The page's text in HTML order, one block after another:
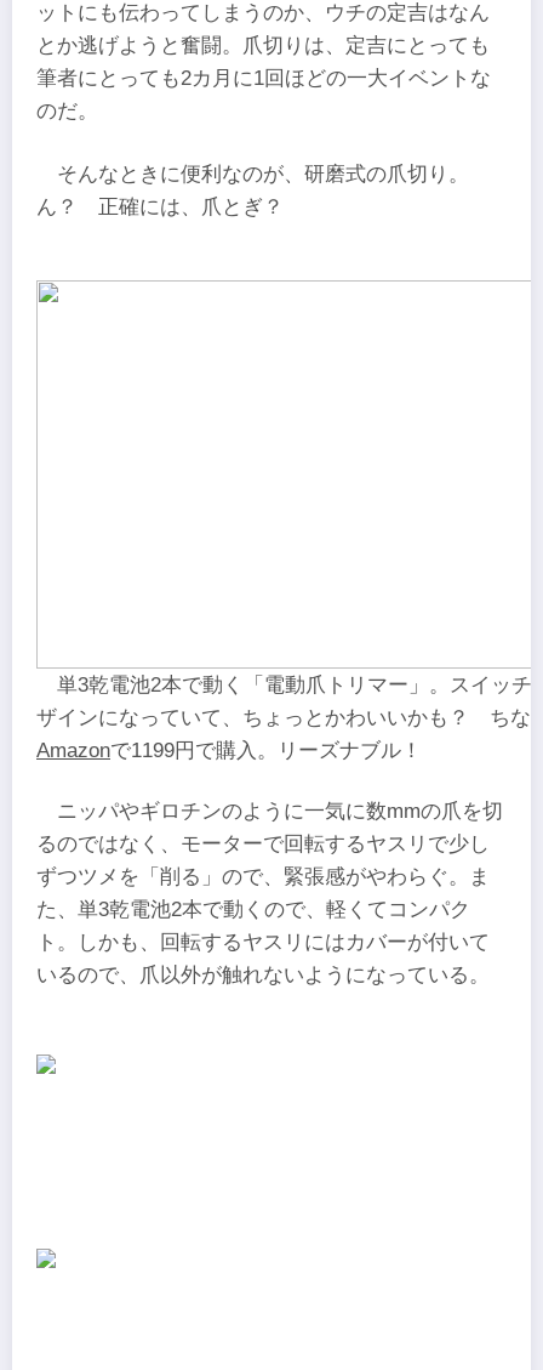
ットにも伝わってしまうのか、ウチの定吉はなん
とか逃げようと奮闘。爪切りは、定吉にとっても
筆者にとっても2カ月に1回ほどの一大イベントな
のだ。
そんなときに便利なのが、研磨式の爪切り。
ん？ 正確には、爪とぎ？
単3乾電池2本で動く「電動爪トリマー」。スイッチ
ザインになっていて、ちょっとかわいいかも？ ちな
Amazonで1199円で購入。リーズナブル！
ニッパやギロチンのように一気に数mmの爪を切
るのではなく、モーターで回転するヤスリで少し
ずつツメを「削る」ので、緊張感がやわらぐ。ま
た、単3乾電池2本で動くので、軽くてコンパク
ト。しかも、回転するヤスリにはカバーが付いて
いるので、爪以外が触れないようになっている。